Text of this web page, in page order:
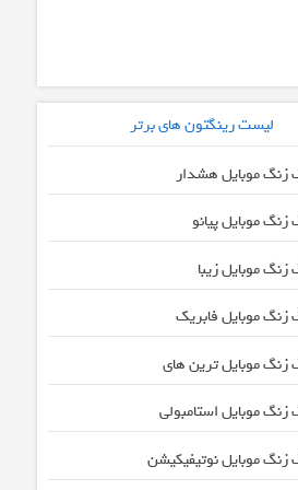
لیست رینگتون های برتر